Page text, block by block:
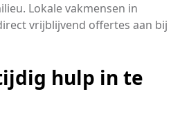
Lokale vakmensen in
vrijblijvend offertes aan bij
hulp in te